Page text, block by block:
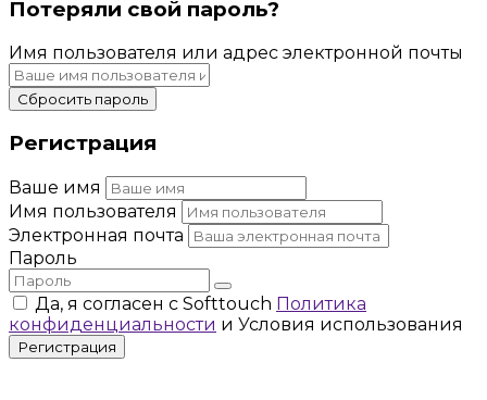
Потеряли свой пароль?
Имя пользователя или адрес электронной почты
Сбросить пароль
Регистрация
Ваше имя
Имя пользователя
Электронная почта
Пароль
Да, я согласен с Softtouch Политика
конфиденциальности и Условия использования
Регистрация